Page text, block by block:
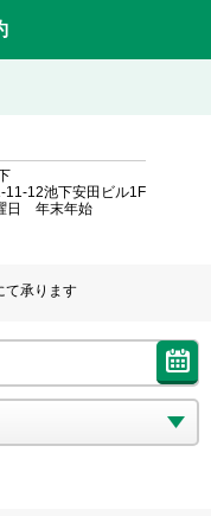
11-12池下安田ビル1F
日 年末年始
て承ります